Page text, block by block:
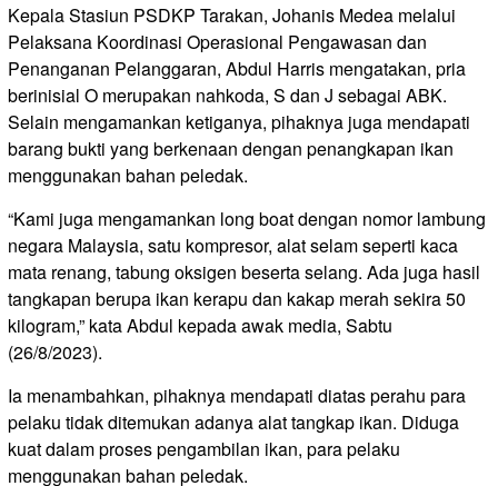
Kepala Stasiun PSDKP Tarakan, Johanis Medea melalui
Pelaksana Koordinasi Operasional Pengawasan dan
Penanganan Pelanggaran, Abdul Harris mengatakan, pria
berinisial O merupakan nahkoda, S dan J sebagai ABK.
Selain mengamankan ketiganya, pihaknya juga mendapati
barang bukti yang berkenaan dengan penangkapan ikan
menggunakan bahan peledak.
“Kami juga mengamankan long boat dengan nomor lambung
negara Malaysia, satu kompresor, alat selam seperti kaca
mata renang, tabung oksigen beserta selang. Ada juga hasil
tangkapan berupa ikan kerapu dan kakap merah sekira 50
kilogram,” kata Abdul kepada awak media, Sabtu
(26/8/2023).
Ia menambahkan, pihaknya mendapati diatas perahu para
pelaku tidak ditemukan adanya alat tangkap ikan. Diduga
kuat dalam proses pengambilan ikan, para pelaku
menggunakan bahan peledak.